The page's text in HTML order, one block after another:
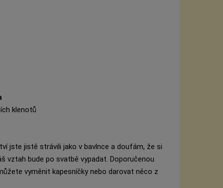
klenotů
jste jistě strávili jako v bavlnce a doufám, že si
vztah bude po svatbě vypadat. Doporučenou
vyměnit kapesníčky nebo darovat něco z